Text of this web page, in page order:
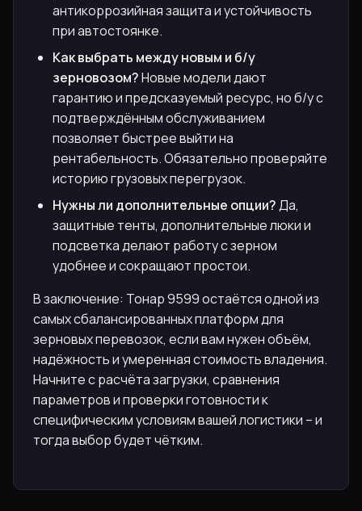
антикоррозийная защита и устойчивость
при автостоянке.
Как выбрать между новым и б/у
зерновозом?Новые модели дают
гарантию и предсказуемый ресурс, но б/у с
подтверждённым обслуживанием
позволяет быстрее выйти на
рентабельность. Обязательно проверяйте
историю грузовых перегрузок.
Нужны ли дополнительные опции?Да,
защитные тенты, дополнительные люки и
подсветка делают работу с зерном
удобнее и сокращают простои.
В заключение: Тонар 9599 остаётся одной из
самых сбалансированных платформ для
зерновых перевозок, если вам нужен объём,
надёжность и умеренная стоимость владения.
Начните с расчёта загрузки, сравнения
параметров и проверки готовности к
специфическим условиям вашей логистики – и
тогда выбор будет чётким.